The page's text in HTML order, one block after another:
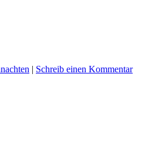
| Schreib einen Kommentar